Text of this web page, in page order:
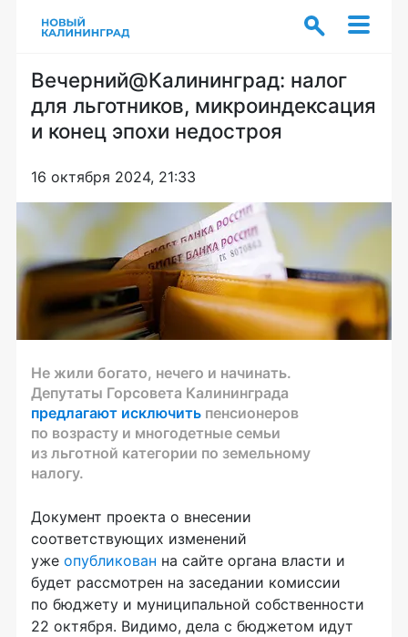
Вечерний@Калининград: налог
для льготников, микроиндексация
и конец эпохи недостроя
16 октября 2024, 21:33
Не жили богато, нечего и начинать.
Депутаты Горсовета Калининграда
предлагают исключить пенсионеров
по возрасту и многодетные семьи
из льготной категории по земельному
налогу.
Документ проекта о внесении
соответствующих изменений
уже опубликован на сайте органа власти и
будет рассмотрен на заседании комиссии
по бюджету и муниципальной собственности
22 октября. Видимо, дела с бюджетом идут